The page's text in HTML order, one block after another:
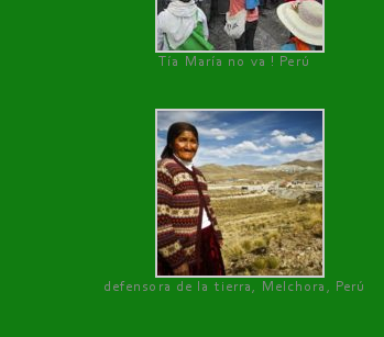
Tía María no va ! Perú
defensora de la tierra, Melchora, Perú